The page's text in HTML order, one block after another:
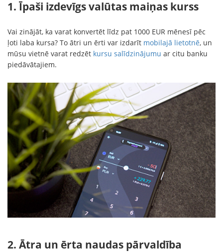
1. Īpaši izdevīgs valūtas maiņas kurss
Vai zinājāt, ka varat konvertēt līdz pat 1000 EUR mēnesī pēc
ļoti laba kursa? To ātri un ērti var izdarīt mobilajā lietotnē, un
mūsu vietnē varat redzēt kursu salīdzinājumu ar citu banku
piedāvātajiem.
2. Ātra un ērta naudas pārvaldība